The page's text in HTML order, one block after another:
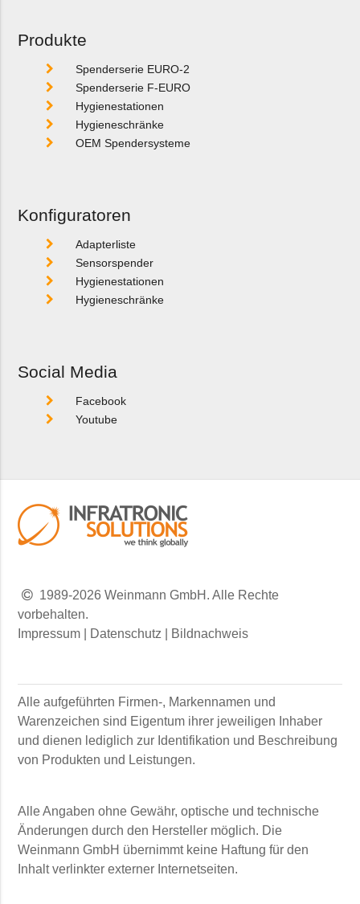
Produkte
Spenderserie EURO-2
Spenderserie F-EURO
Hygienestationen
Hygieneschränke
OEM Spendersysteme
Konfiguratoren
Adapterliste
Sensorspender
Hygienestationen
Hygieneschränke
Social Media
Facebook
Youtube
1989-2026 Weinmann GmbH. Alle Rechte
vorbehalten.
Impressum
Datenschutz Bildnachweis
Alle aufgeführten Firmen-, Markennamen und
Warenzeichen sind Eigentum ihrer jeweiligen Inhaber
und dienen lediglich zur Identifikation und Beschreibung
von Produkten und Leistungen.
Alle Angaben ohne Gewähr, optische und technische
Änderungen durch den Hersteller möglich. Die
Weinmann GmbH übernimmt keine Haftung für den
Inhalt verlinkter externer Internetseiten.